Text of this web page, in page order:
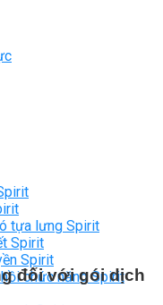
tựa lưng Spirit
Spirit
Spirit
chức năng Spirit
đối với gói dịch